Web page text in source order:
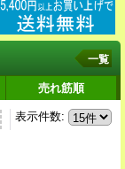
一覧
売れ筋順
表示件数: